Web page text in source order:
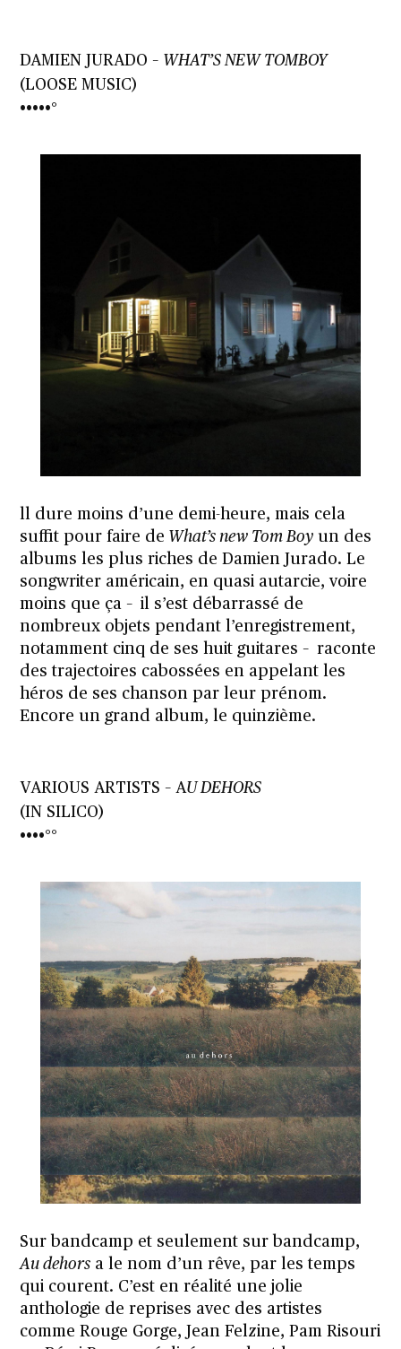
DAMIEN JURADO – WHAT’S NEW TOMBOY
(LOOSE MUSIC)
•••••°
ll dure moins d’une demi-heure, mais cela
suffit pour faire de What’s new Tom Boy un des
albums les plus riches de Damien Jurado. Le
songwriter américain, en quasi autarcie, voire
moins que ça – il s’est débarrassé de
nombreux objets pendant l’enregistrement,
notamment cinq de ses huit guitares – raconte
des trajectoires cabossées en appelant les
héros de ses chanson par leur prénom.
Encore un grand album, le quinzième.
VARIOUS ARTISTS – AU DEHORS
(IN SILICO)
••••°°
Sur bandcamp et seulement sur bandcamp,
Au dehors a le nom d’un rêve, par les temps
qui courent. C’est en réalité une jolie
anthologie de reprises avec des artistes
comme Rouge Gorge, Jean Felzine, Pam Risouri